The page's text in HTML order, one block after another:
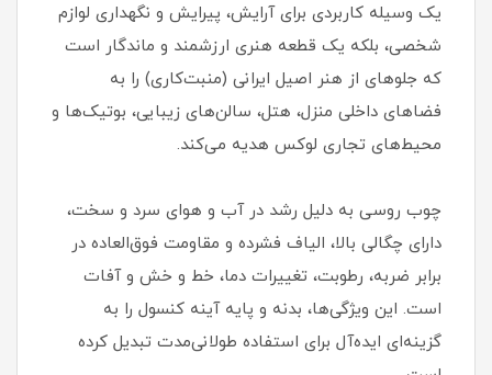
یک وسیله کاربردی برای آرایش، پیرایش و نگهداری لوازم
شخصی، بلکه یک قطعه هنری ارزشمند و ماندگار است
که جلوهای از هنر اصیل ایرانی (منبت‌کاری) را به
فضاهای داخلی منزل، هتل، سالن‌های زیبایی، بوتیک‌ها و
محیط‌های تجاری لوکس هدیه می‌کند.
چوب روسی به دلیل رشد در آب و هوای سرد و سخت،
دارای چگالی بالا، الیاف فشرده و مقاومت فوق‌العاده در
برابر ضربه، رطوبت، تغییرات دما، خط و خش و آفات
است. این ویژگی‌ها، بدنه و پایه آینه کنسول را به
گزینه‌ای ایده‌آل برای استفاده طولانی‌مدت تبدیل کرده